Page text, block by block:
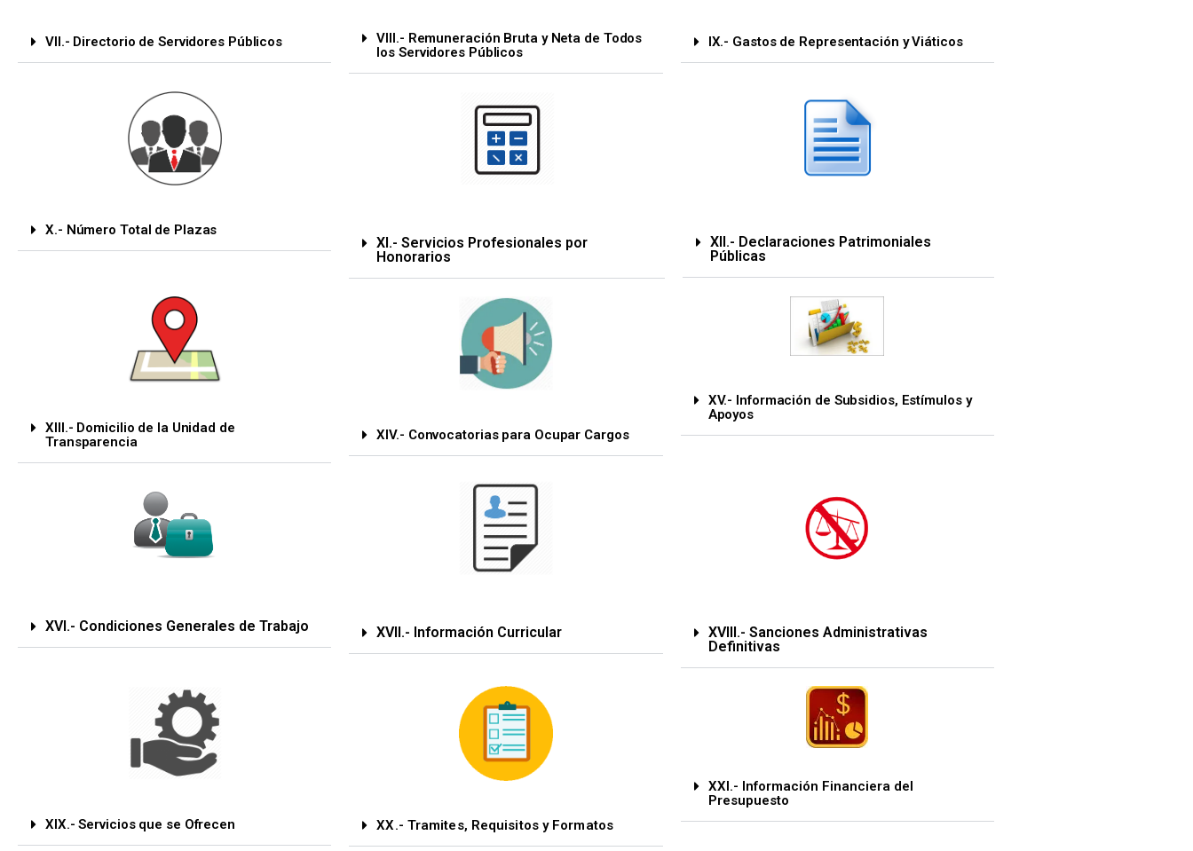
VII.- Directorio de Servidores Públicos
VIII.- Remuneración Bruta y Neta de Todos
los Servidores Públicos
IX.- Gastos de Representación y Viáticos
X.- Número Total de Plazas
XI.- Servicios Profesionales por
Honorarios
XII.- Declaraciones Patrimoniales
Públicas
XIII.- Domicilio de la Unidad de
Transparencia
XIV.- Convocatorias para Ocupar Cargos
XV.- Información de Subsidios, Estímulos y
Apoyos
XVI.- Condiciones Generales de Trabajo XVII.- Información Curricular
XVIII.- Sanciones Administrativas
Definitivas
XIX.- Servicios que se Ofrecen XX.- Tramites, Requisitos y Formatos
XXI.- Información Financiera del
Presupuesto